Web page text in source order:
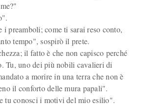
i preamboli; come ti sarai reso conto,
tempo", sospirò il prete.
il fatto è che non capisco perché
Tu, uno dei più nobili cavalieri di
a morire in una terra che non è
il conforto delle mura papali".
tu conosci i motivi del mio esilio".